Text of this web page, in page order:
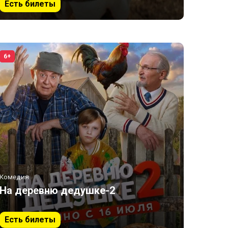
Есть билеты
6+
Комедия
На деревню дедушке-2
Есть билеты